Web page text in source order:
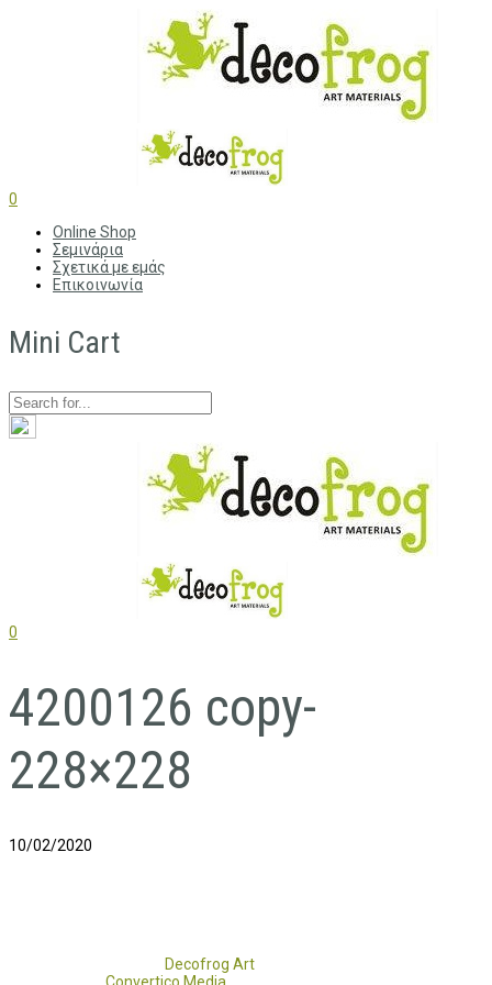
0
Online Shop
Σεμινάρια
Σχετικά με εμάς
Επικοινωνία
Mini Cart
0
4200126 copy-
228×228
10/02/2020
Decofrog Art